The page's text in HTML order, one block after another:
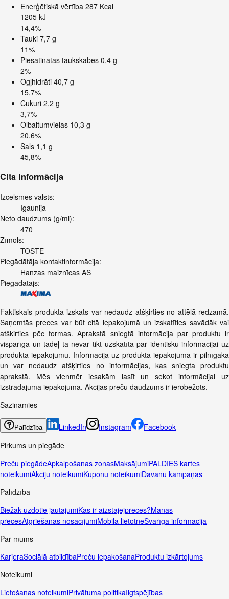
Enerģētiskā vērtība 287 Kcal
1205 kJ
14,4%
Tauki 7,7 g
11%
Piesātinātas taukskābes 0,4 g
2%
Ogļhidrāti 40,7 g
15,7%
Cukuri 2,2 g
3,7%
Olbaltumvielas 10,3 g
20,6%
Sāls 1,1 g
45,8%
Cita informācija
Izcelsmes valsts:
Igaunija
Neto daudzums (g/ml):
470
Zīmols:
TOSTĒ
Piegādātāja kontaktinformācija:
Hanzas maiznīcas AS
Piegādātājs:
Faktiskais produkta izskats var nedaudz atšķirties no attēlā redzamā.
Saņemtās preces var būt citā iepakojumā un izskatīties savādāk vai
atškirties pēc formas. Aprakstā sniegtā informācija par produktu ir
vispārīga un tādēļ tā nevar tikt uzskatīta par identisku informācijai uz
produkta iepakojumu. Informācija uz produkta iepakojuma ir pilnīgāka
un var nedaudz atšķirties no informācijas, kas sniegta produktu
aprakstā. Mēs vienmēr iesakām lasīt un sekot informācijai uz
izstrādājuma iepakojuma. Akcijas preču daudzums ir ierobežots.
Sazināmies
Palīdzība LinkedIn Instagram
Facebook
Pirkums un piegāde
Preču piegādeApkalpošanas zonasMaksājumiPALDIES kartes
noteikumiAkciju noteikumiKuponu noteikumiDāvanu kampaņas
Palīdzība
Biežāk uzdotie jautājumiKas ir aizstājējpreces?Manas
precesAtgriešanas nosacījumiMobilā lietotneSvarīga informācija
Par mums
KarjeraSociālā atbildībaPreču iepakošanaProduktu izkārtojums
Noteikumi
Lietošanas noteikumiPrivātuma politikaIlgtspējības